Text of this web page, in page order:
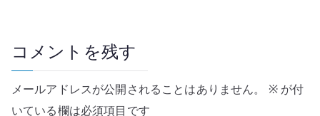
ゲ
ー
シ
コメントを残す
メールアドレスが公開されることはありません。 ※が付
いている欄は必須項目です